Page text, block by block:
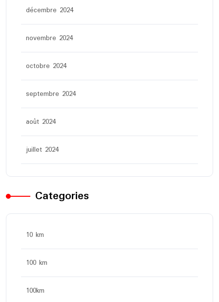
décembre 2024
novembre 2024
octobre 2024
septembre 2024
août 2024
juillet 2024
Categories
10 km
100 km
100km